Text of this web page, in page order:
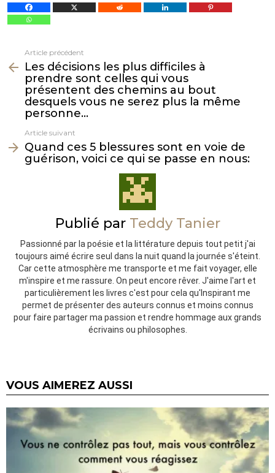
plus
Article précédent
Les décisions les plus difficiles à
prendre sont celles qui vous
présentent des chemins au bout
desquels vous ne serez plus la même
personne…
Article suivant
Quand ces 5 blessures sont en voie de
guérison, voici ce qui se passe en nous:
Publié par Teddy Tanier
Passionné par la poésie et la littérature depuis tout petit j'ai
toujours aimé écrire seul dans la nuit quand la journée s'éteint.
Car cette atmosphère me transporte et me fait voyager, elle
m'inspire et me rassure. On peut encore rêver. J'aime l'art et
particulièrement les livres c'est pour cela qu'Inspirant me
permet de présenter des auteurs connus et moins connus
pour faire partager ma passion et rendre hommage aux grands
écrivains ou philosophes.
VOUS AIMEREZ AUSSI